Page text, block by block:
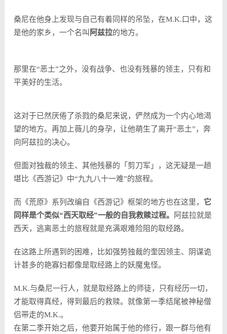
桑尼在他身上发现与自己有着同样的吊坠，在M.K.口中，这
是他的家乡，一个名叫 阿兹拉的地方。
那里在“恶土”之外，没有战争、也没有残暴的领主，只有和
平美好的生活。
这对于已然厌倦了杀戮的桑尼来说，俨然成为一个内心地渴
望的地方。再加上薇儿的身孕，让他萌生了离开“恶土”，奔
向阿兹拉的决心。
但面对独裁的领主、其他残暴的「剪刀军」，这无疑是一趟
堪比《西游记》中“九九八十一难”的旅程。
而《荒原》系列改编自《西游记》框架的地方也在这里， 它
同样是个类似“西天取经”一般的自我救赎过程。
阿兹拉就是
西天，逃离恶土的旅程就是充满艰难险阻的取经路。
在这路上所遇到的困难，比如强势独裁的奎因领主、阴谋诡
计甚多的艳寡妇都像是取经路上的妖魔鬼怪。
M.K.与桑尼一行人，就是取经路上的师徒，只有经历一切，
才能取得真经，得到最后的救赎。就像第一季结尾被神秘僧
侣带走的M.K.。
在第二季开始之后，他要开始属于他的修行，跟一群与他有